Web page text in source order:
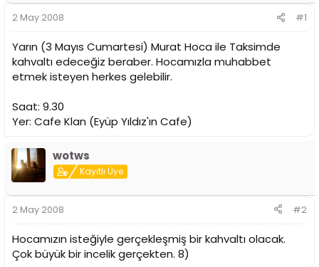
a
ş
l
a
t
a
n
ı
t
a
r
i
h
2 May 2008 #1
Yarın (3 Mayıs Cumartesi) Murat Hoca ile Taksimde
kahvaltı edeceğiz beraber. Hocamızla muhabbet
etmek isteyen herkes gelebilir.
Saat: 9.30
Yer: Cafe Klan (Eyüp Yıldız'ın Cafe)
wotws
Kayıtlı Üye
2 May 2008 #2
Hocamızın isteğiyle gerçekleşmiş bir kahvaltı olacak.
Çok büyük bir incelik gerçekten. 8)